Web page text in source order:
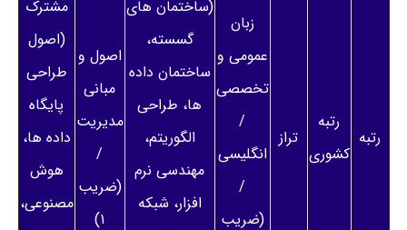
رتبه
رتبه
کشوری
تراز
زبان
عمومی و
تخصصی
/
انگلیسی
/
(ضریب
(ساختمان های
گسسته،
ساختمان داده
ها، طراحی
الگوریتم،
مهندسی نرم
افزار، شبکه
اصول و
مبانی
مدیریت
/
(ضریب
۱)
مشترک
(اصول
طراحی
پایگاه
داده ها،
هوش
مصنوعی،